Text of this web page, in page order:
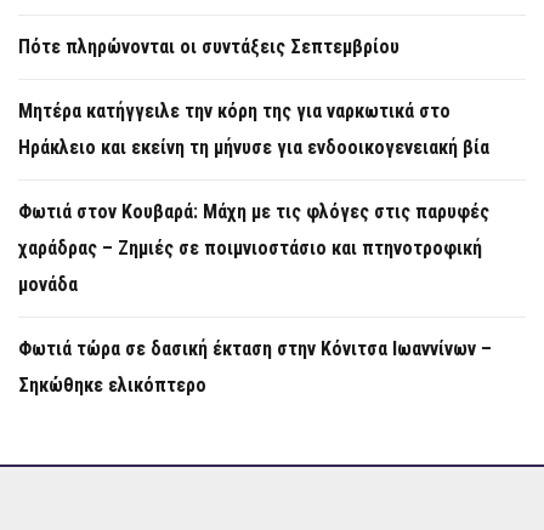
Πότε πληρώνονται οι συντάξεις Σεπτεμβρίου
Μητέρα κατήγγειλε την κόρη της για ναρκωτικά στο
Ηράκλειο και εκείνη τη μήνυσε για ενδοοικογενειακή βία
Φωτιά στον Κουβαρά: Μάχη με τις φλόγες στις παρυφές
χαράδρας – Ζημιές σε ποιμνιοστάσιο και πτηνοτροφική
μονάδα
Φωτιά τώρα σε δασική έκταση στην Κόνιτσα Ιωαννίνων –
Σηκώθηκε ελικόπτερο